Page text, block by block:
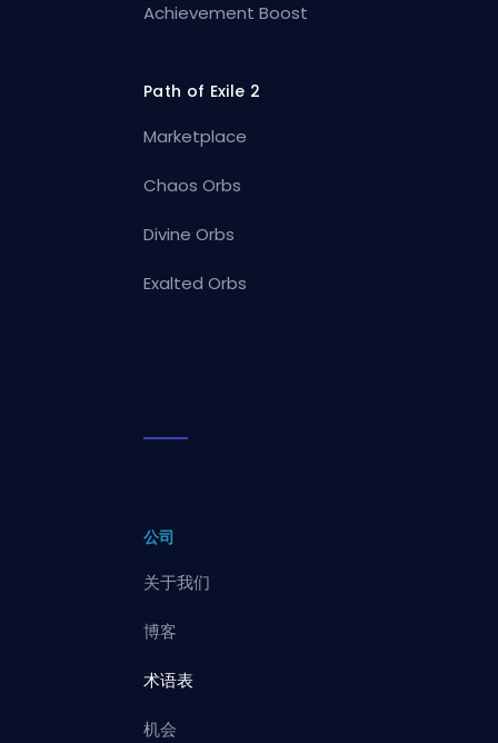
Achievement Boost
Path of Exile 2
Marketplace
Chaos Orbs
Divine Orbs
Exalted Orbs
公司
关于我们
博客
术语表
机会